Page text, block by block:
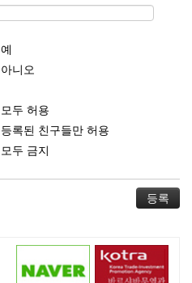
예
아니오
모두 허용
등록된 친구들만 허용
모두 금지